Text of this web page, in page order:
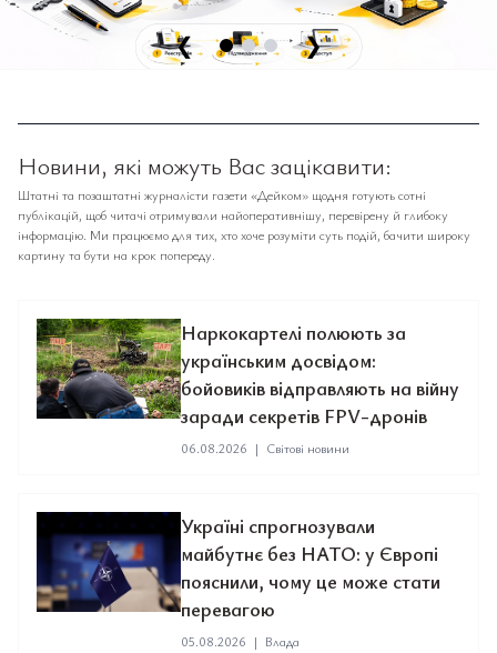
❮ ❯
Новини, які можуть Вас зацікавити:
Штатні та позаштатні журналісти газети «Дейком» щодня готують сотні
публікацій, щоб читачі отримували найоперативнішу, перевірену й глибоку
інформацію. Ми працюємо для тих, хто хоче розуміти суть подій, бачити широку
картину та бути на крок попереду.
Наркокартелі полюють за
українським досвідом:
бойовиків відправляють на війну
заради секретів FPV-дронів
06.08.2026 | Світові новини
Україні спрогнозували
майбутнє без НАТО: у Європі
пояснили, чому це може стати
перевагою
05.08.2026 | Влада